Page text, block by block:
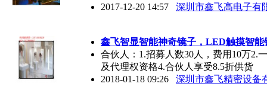
2017-12-20 14:57
深圳市鑫飞高电子有
鑫飞智显智能神奇镜子， LED触摸智能
合伙人：1.招募人数30人，费用10万2.
及代理权资格4.合伙人享受8.5折供货
2018-01-18 09:26
深圳市鑫飞精密设备